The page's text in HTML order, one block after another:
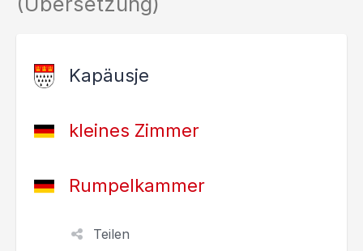
Kapäusje
kleines Zimmer
Rumpelkammer
Teilen